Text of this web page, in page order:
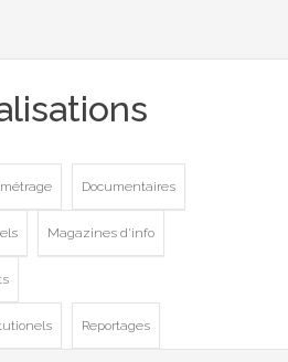
Documentaires
Magazines d'info
Reportages